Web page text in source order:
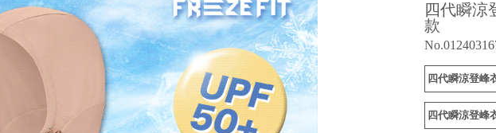
四代瞬涼
款
四代瞬涼登峰
四代瞬涼登峰